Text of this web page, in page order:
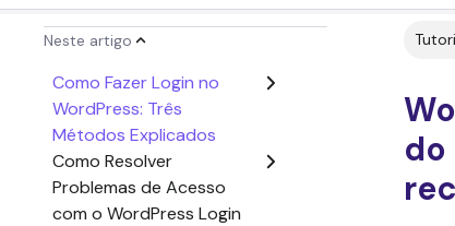
Neste artigo
Como Fazer Login no
WordPress: Três
Métodos Explicados
Como Resolver
Problemas de Acesso
com o WordPress Login
do